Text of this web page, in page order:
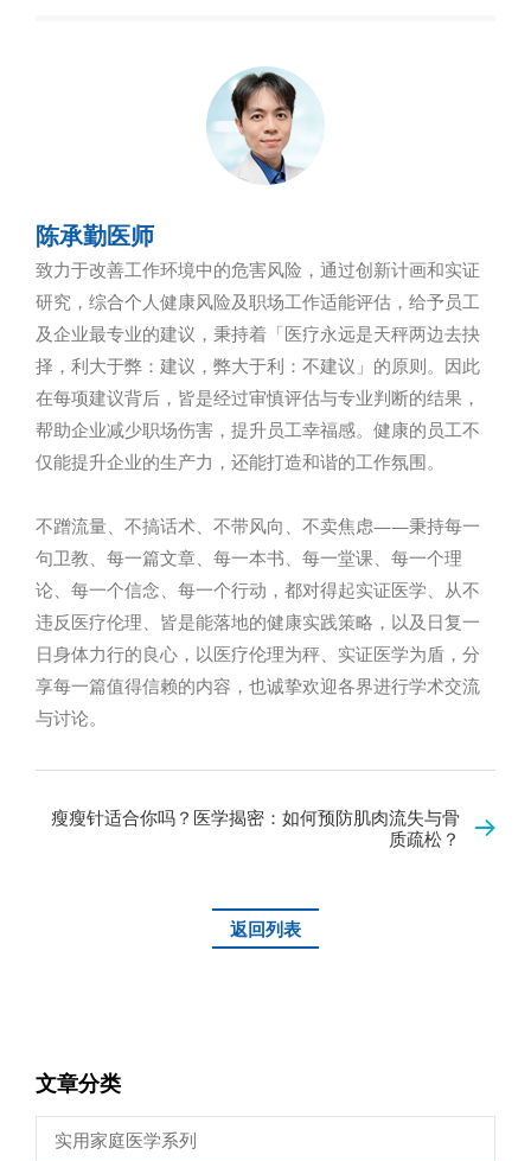
陈承勤医师
致力于改善工作环境中的危害风险，通过创新计画和实证
研究，综合个人健康风险及职场工作适能评估，给予员工
及企业最专业的建议，秉持着「医疗永远是天秤两边去抉
择，利大于弊：建议，弊大于利：不建议」的原则。因此
在每项建议背后，皆是经过审慎评估与专业判断的结果，
帮助企业减少职场伤害，提升员工幸福感。健康的员工不
仅能提升企业的生产力，还能打造和谐的工作氛围。
不蹭流量、不搞话术、不带风向、不卖焦虑——秉持每一
句卫教、每一篇文章、每一本书、每一堂课、每一个理
论、每一个信念、每一个行动，都对得起实证医学、从不
违反医疗伦理、皆是能落地的健康实践策略，以及日复一
日身体力行的良心，以医疗伦理为秤、实证医学为盾，分
享每一篇值得信赖的内容，也诚挚欢迎各界进行学术交流
与讨论。
瘦瘦针适合你吗？医学揭密：如何预防肌肉流失与骨
质疏松？
返回列表
文章分类
实用家庭医学系列